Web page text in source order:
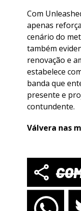
​Com
apenas
cenário do
também
renovação e
estabelece
banda que
presente e
contundente.
Válvera nas